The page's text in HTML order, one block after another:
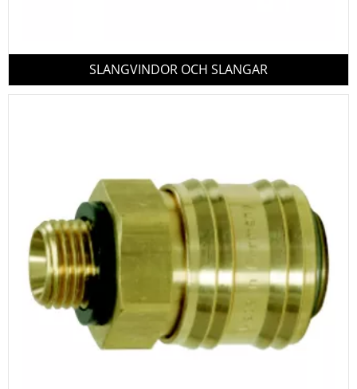
SLANGVINDOR OCH SLANGAR